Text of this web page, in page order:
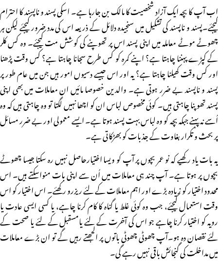
اب آپ کا بچہ ایک آزاد شخصیت کا مالک بن جارہا ہے۔ اسکی پسند و ناپسند کا احترام
کیجئے۔پسند و ناپسند کی تشکیل میں سنجیدہ دلائل کے ذریعہ اس کی مدد ضرور کیجئے لیکن ہر
چھوٹے موٹے معاملہ میں اپنی پسند اس پر تھوپنے کی کوشش مت کیجئے۔ وہ کس کلر
کے کپڑے پہننا چاہتا ہے؟ اپنے کمرہ کو کس طرح سجانا چاہتا ہے؟ کس وقت پڑھنا
اور کس وقت کھیلنا چاہتا ہے؟ یہ اور اس جیسے دسیوں امور ہیں جن میں عام طور پر
پسند و ناپسند بے ضرر ہوتی ہے۔ والدین خصوصا مائیں ان معاملات میں بھی اپنی
پسند تھوپنا چاہتی ہیں۔ کوئی مخصوص لباس ان کو اچھا نہیں لگتا تو وہ چاہتی ہیں کہ وہ
اُسے نہ پہنے جبکہ بچہ کو وہ لباس بہت پسند ہوتا ہے۔ ایسے معمولی اور بے ضرر مسائل
پر بحث و تکرار بغاوت کے جذبات کو بھڑکاتی ہے۔
یہ بات یاد رکھیے کہ نو عمر بچوں پر آپ کو ویسا اختیارحاصل نہیں رہ سکتا جیسا چھوٹے
بچوں پر ہوتا ہے۔ آپ چند ہی معاملات میں اُن سے اپنی بات منواسکتے ہیں۔ اس
محدود اختیار کو زیادہ بڑے اور اہم معاملات کے لئے ریزرو رکھئے۔ اس اختیار کو اس
وقت استعمال کیجئے، جب وہ کوئی غلط یا گناہ کا کام کرنا چاہے، یا کسی ایسی عادت یا
رویہ کو اختیار کرنا چاہے جو اس کی آخرت کے لئے یامسقبل کے لئے یا صحت کے
لئے نقصان دہ ہو۔آپ چھوٹی چھوٹی باتوں پر الجھتے رہیں گے تو ان بڑے معاملات
میں مداخلت کی گنجائش باقی نہیں رہے گی۔